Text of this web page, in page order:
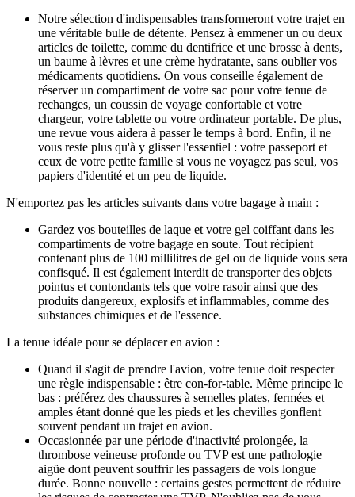
Notre sélection d'indispensables transformeront votre trajet en
une véritable bulle de détente. Pensez à emmener un ou deux
articles de toilette, comme du dentifrice et une brosse à dents,
un baume à lèvres et une crème hydratante, sans oublier vos
médicaments quotidiens. On vous conseille également de
réserver un compartiment de votre sac pour votre tenue de
rechanges, un coussin de voyage confortable et votre
chargeur, votre tablette ou votre ordinateur portable. De plus,
une revue vous aidera à passer le temps à bord. Enfin, il ne
vous reste plus qu'à y glisser l'essentiel : votre passeport et
ceux de votre petite famille si vous ne voyagez pas seul, vos
papiers d'identité et un peu de liquide.
N'emportez pas les articles suivants dans votre bagage à main :
Gardez vos bouteilles de laque et votre gel coiffant dans les
compartiments de votre bagage en soute. Tout récipient
contenant plus de 100 millilitres de gel ou de liquide vous sera
confisqué. Il est également interdit de transporter des objets
pointus et contondants tels que votre rasoir ainsi que des
produits dangereux, explosifs et inflammables, comme des
substances chimiques et de l'essence.
La tenue idéale pour se déplacer en avion :
Quand il s'agit de prendre l'avion, votre tenue doit respecter
une règle indispensable : être con-for-table. Même principe le
bas : préférez des chaussures à semelles plates, fermées et
amples étant donné que les pieds et les chevilles gonflent
souvent pendant un trajet en avion.
Occasionnée par une période d'inactivité prolongée, la
thrombose veineuse profonde ou TVP est une pathologie
aigüe dont peuvent souffrir les passagers de vols longue
durée. Bonne nouvelle : certains gestes permettent de réduire